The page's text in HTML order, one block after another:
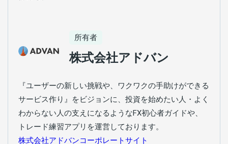
所有者
株式会社アドバン
『ユーザーの新しい挑戦や、ワクワクの手助けができる
サービス作り』をビジョンに、投資を始めたい人・よく
わからない人の支えになるようなFX初心者ガイドや、
トレード練習アプリを運営しております。
株式会社アドバンコーポレートサイト